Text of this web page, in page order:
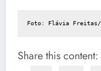
Foto: Flávia Freitas/
Share this content: